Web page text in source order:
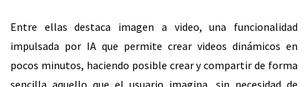
Entre ellas destaca imagen a video, una funcionalidad
impulsada por IA que permite crear videos dinámicos en
pocos minutos, haciendo posible crear y compartir de forma